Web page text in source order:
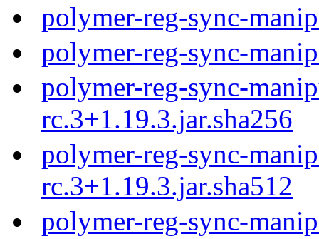
polymer-reg-sync-
polymer-reg-sync-
polymer-reg-sync-
rc.3+1.19.3.jar.sha256
polymer-reg-sync-
rc.3+1.19.3.jar.sha512
polymer-reg-sync-